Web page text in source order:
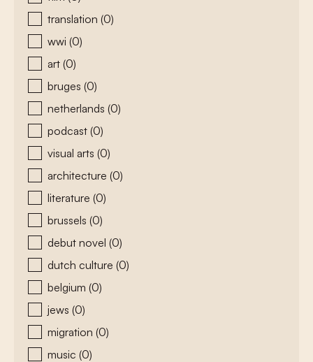
translation (0)
wwi (0)
art (0)
bruges (0)
netherlands (0)
podcast (0)
visual arts (0)
architecture (0)
literature (0)
brussels (0)
debut novel (0)
dutch culture (0)
belgium (0)
jews (0)
migration (0)
music (0)